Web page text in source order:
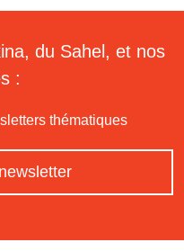
du Sahel, et nos
:
thématiques